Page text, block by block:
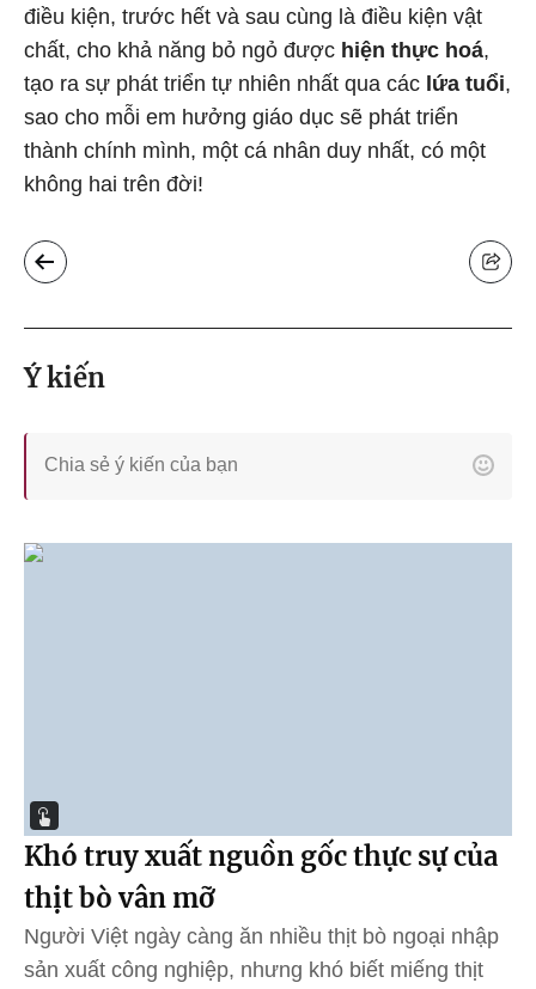
điều kiện, trước hết và sau cùng là điều kiện vật
chất, cho khả năng bỏ ngỏ được hiện thực hoá,
tạo ra sự phát triển tự nhiên nhất qua các lứa tuổi,
sao cho mỗi em hưởng giáo dục sẽ phát triển
thành chính mình, một cá nhân duy nhất, có một
không hai trên đời!
Ý kiến
Khó truy xuất nguồn gốc thực sự của
thịt bò vân mỡ
Người Việt ngày càng ăn nhiều thịt bò ngoại nhập
sản xuất công nghiệp, nhưng khó biết miếng thịt